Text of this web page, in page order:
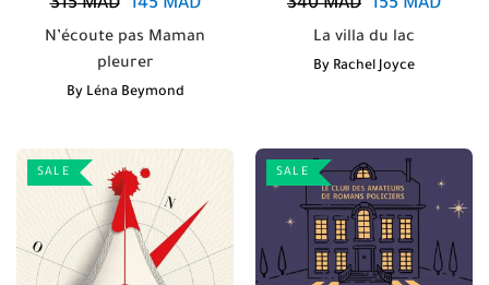
315MAD 145MAD
N’écoute pas Maman
pleurer
By Léna Beymond
340MAD 155 MAD
La villa du lac
By Rachel Joyce
SALE SALE